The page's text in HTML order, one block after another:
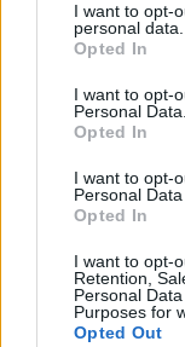
I want to opt-
personal data.
Opted In
I want to opt-
Personal Data.
Opted In
I want to opt-
Personal
Opted In
I want to opt-
Retention,
Personal
Purposes for
Opted Out
és a baglyok
A sérült,
véget ér az
Nem
bekerült
emberi